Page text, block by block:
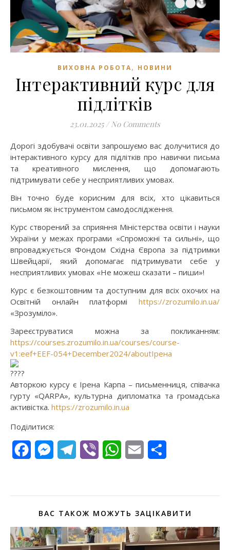
ВИХОВНА РОБОТА, НОВИНИ
Інтерактивний курс для
підлітків
23.01.2025 / No Comments
Дорогі здобувачі освіти запрошуємо вас долучитися до
інтерактивного курсу для підлітків про навички письма
та креативного мислення, що допомагають
підтримувати себе у несприятливих умовах.
Він точно буде корисним для всіх, хто цікавиться
письмом як інструментом самодослідження.
Курс створений за сприяння Міністерства освіти і науки
України у межах програми «Спроможні та сильні», що
впроваджується Фондом Східна Європа за підтримки
Швейцарії, який допомагає підтримувати себе у
несприятливих умовах «Не можеш сказати – пиши»!
Курс є безкоштовним та доступним для всіх охочих на
Освітній онлайн платформі https://zrozumilo.in.ua/
«Зрозуміло».
Зареєструватися можна за покликанням:
https://courses.zrozumilo.in.ua/courses/course-
v1:eef+EEF-054+December2024/aboutІрена
Авторкою курсу є Ірена Карпа – письменниця, співачка
гурту «QARPA», культурна дипломатка та громадська
активістка. https://zrozumilo.in.ua
Поділитися:
FacebookMessengerTelegram
Viber WhatsApp
Email
ВАС ТАКОЖ МОЖУТЬ ЗАЦІКАВИТИ